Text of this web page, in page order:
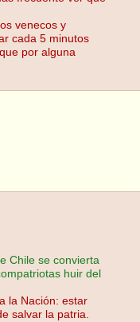
venecos y
cada 5 minutos
por alguna
Chile se convierta
huir del
la Nación: estar
salvar la patria.